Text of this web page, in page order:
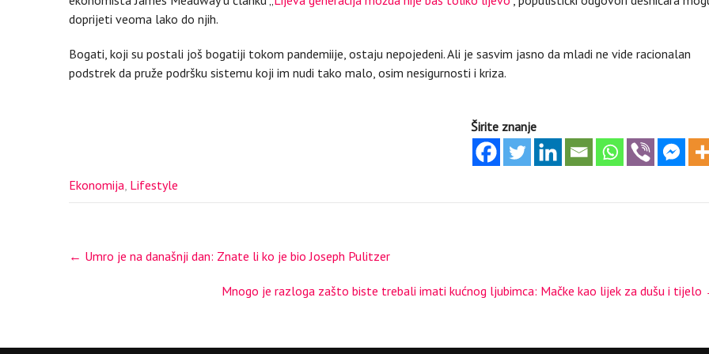
doprijeti veoma lako do njih.
Bogati, koji su postali još bogatiji tokom pandemiije, ostaju nepojedeni. Ali je sasvim jasno da mladi ne vide racionalan
podstrek da pruže podršku sistemu koji im nudi tako malo, osim nesigurnosti i kriza.
Širite znanje
Ekonomija Lifestyle
Post
navigation
← Umro je na današnji dan: Znate li ko je bio Joseph Pulitzer
Mnogo je razloga zašto biste trebali imati kućnog ljubimca: Mačke kao lijek za dušu i tijelo